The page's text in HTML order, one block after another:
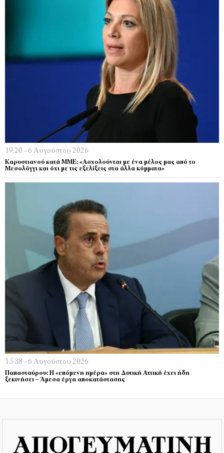
19:20 - 6 Αυγούστου 2026
Καρυστιανού κατά ΜΜΕ: «Ασχολούνται με ένα μέλος μας από το
Μεσολόγγι και όχι με τις εξελίξεις στα άλλα κόμματα»
15:38 - 6 Αυγούστου 2026
Παπασταύρου: Η «επόμενη ημέρα» στη Δυτική Αττική έχει ήδη
ξεκινήσει – Άμεσα έργα αποκατάστασης